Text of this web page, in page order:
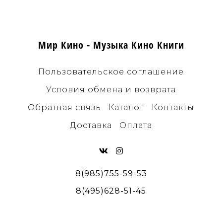
Мир Кино - Музыка Кино Книги
Пользовательское соглашение
Условия обмена и возврата
Обратная связь
Каталог
Контакты
Доставка
Оплата
8(985)755-59-53
8(495)628-51-45